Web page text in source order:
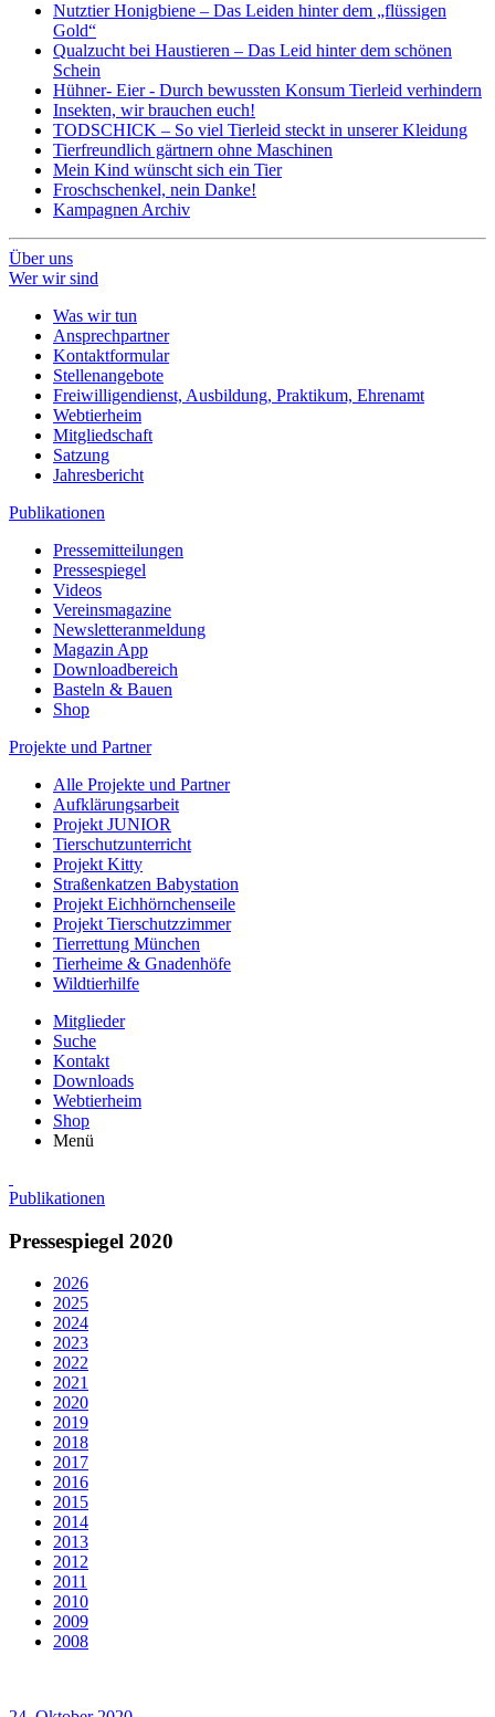
Nutztier Honigbiene – Das Leiden hinter dem „flüssigen
Gold“
Qualzucht bei Haustieren – Das Leid hinter dem schönen
Schein
Hühner- Eier - Durch bewussten Konsum Tierleid verhindern
Insekten, wir brauchen euch!
TODSCHICK – So viel Tierleid steckt in unserer Kleidung
Tierfreundlich gärtnern ohne Maschinen
Mein Kind wünscht sich ein Tier
Froschschenkel, nein Danke!
Kampagnen Archiv
Über uns
Wer wir sind
Was wir tun
Ansprechpartner
Kontaktformular
Stellenangebote
Freiwilligendienst, Ausbildung, Praktikum, Ehrenamt
Webtierheim
Mitgliedschaft
Satzung
Jahresbericht
Publikationen
Pressemitteilungen
Pressespiegel
Videos
Vereinsmagazine
Newsletteranmeldung
Magazin App
Downloadbereich
Basteln & Bauen
Shop
Projekte und Partner
Alle Projekte und Partner
Aufklärungsarbeit
Projekt JUNIOR
Tierschutzunterricht
Projekt Kitty
Straßenkatzen Babystation
Projekt Eichhörnchenseile
Projekt Tierschutzzimmer
Tierrettung München
Tierheime & Gnadenhöfe
Wildtierhilfe
Mitglieder
Suche
Kontakt
Downloads
Webtierheim
Shop
Menü
Publikationen
Pressespiegel 2020
2026
2025
2024
2023
2022
2021
2020
2019
2018
2017
2016
2015
2014
2013
2012
2011
2010
2009
2008